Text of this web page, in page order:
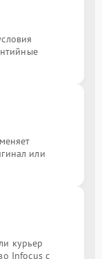
или
курьер
Infocus с